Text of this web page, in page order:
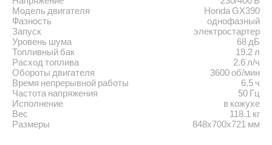
Модель двигателя
Honda GX390
Фазность
однофазный
Запуск
электростартер
Уровень шума
68 дБ
Топливный бак
19.2 л
Расход топлива
2.6 л/ч
Обороты двигателя
3600 об/мин
Время непрерывной работы
6.5 ч
Частота напряжения
50 Гц
Исполнение
в кожухе
Вес
118.1 кг
Размеры
848х700х721 мм